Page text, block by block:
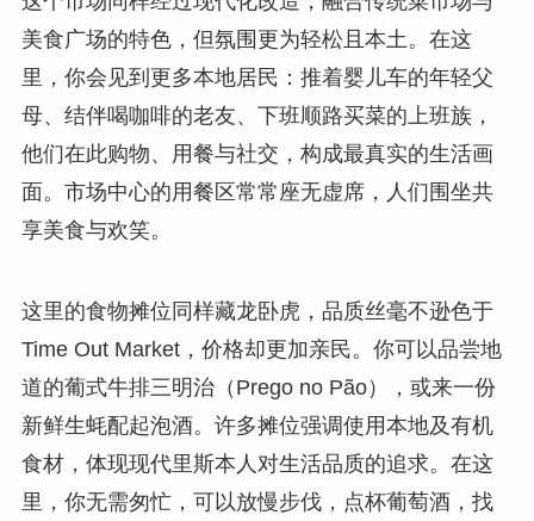
美食广场的特色，但氛围更为轻松且本土。在这
里，你会见到更多本地居民：推着婴儿车的年轻父
母、结伴喝咖啡的老友、下班顺路买菜的上班族，
他们在此购物、用餐与社交，构成最真实的生活画
面。市场中心的用餐区常常座无虚席，人们围坐共
享美食与欢笑。
这里的食物摊位同样藏龙卧虎，品质丝毫不逊色于
Time Out Market，价格却更加亲民。你可以品尝地
道的葡式牛排三明治（Prego no Pão），或来一份
新鲜生蚝配起泡酒。许多摊位强调使用本地及有机
食材，体现现代里斯本人对生活品质的追求。在这
里，你无需匆忙，可以放慢步伐，点杯葡萄酒，找